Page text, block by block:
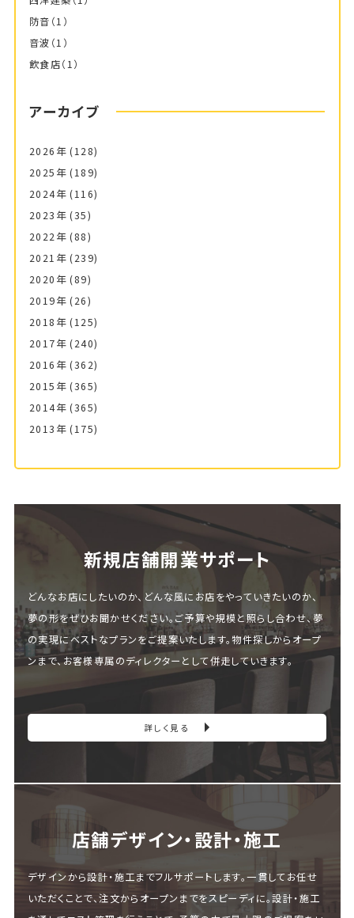
防音 （1）
音波 （1）
飲食店（1）
アーカイブ
2026年 (128)
2025年 (189)
2024年 (116)
2023年 (35)
2022年 (88)
2021年 (239)
2020年 (89)
2019年 (26)
2018年 (125)
2017年 (240)
2016年 (362)
2015年 (365)
2014年 (365)
2013年 (175)
新規店舗開業サポート
どんなお店にしたいのか、どんな風にお店をやっていきたいのか、
夢の形をぜひお聞かせください。ご予算や規模と照らし合わせ、夢
の実現にベストなプランをご提案いたします。物件探しからオープ
ンまで、お客様専属のディレクターとして併走していきます。
詳しく見る
店舗デザイン・設計・施⼯
デザインから設計・施工までフルサポートします。一貫してお任せ
いただくことで、注文からオープンまでをスピーディに。設計・施工